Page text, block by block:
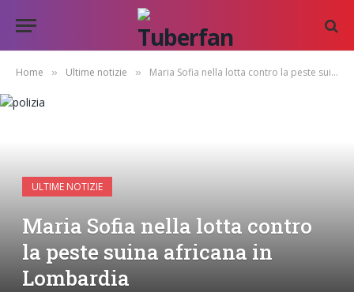
Home » Ultime notizie » Maria Sofia nella lotta contro la peste suina africana in Lombardia
ULTIME NOTIZIE
Maria Sofia nella lotta contro
la peste suina africana in
Lombardia